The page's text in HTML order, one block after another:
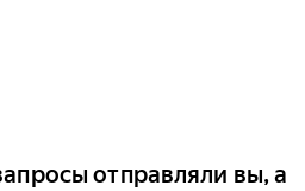
отправляли вы, а